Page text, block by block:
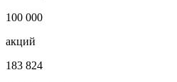
100 000
акций
183 824